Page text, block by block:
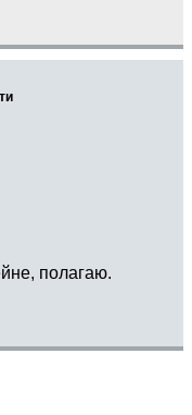
полагаю.